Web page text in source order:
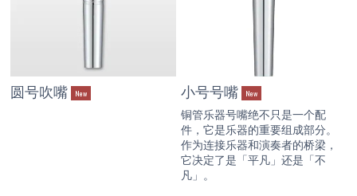
圆号吹嘴 New 小号号嘴 New
铜管乐器号嘴绝不只是一个配
件，它是乐器的重要组成部分。
作为连接乐器和演奏者的桥梁，
它决定了是「平凡」还是「不
凡」。